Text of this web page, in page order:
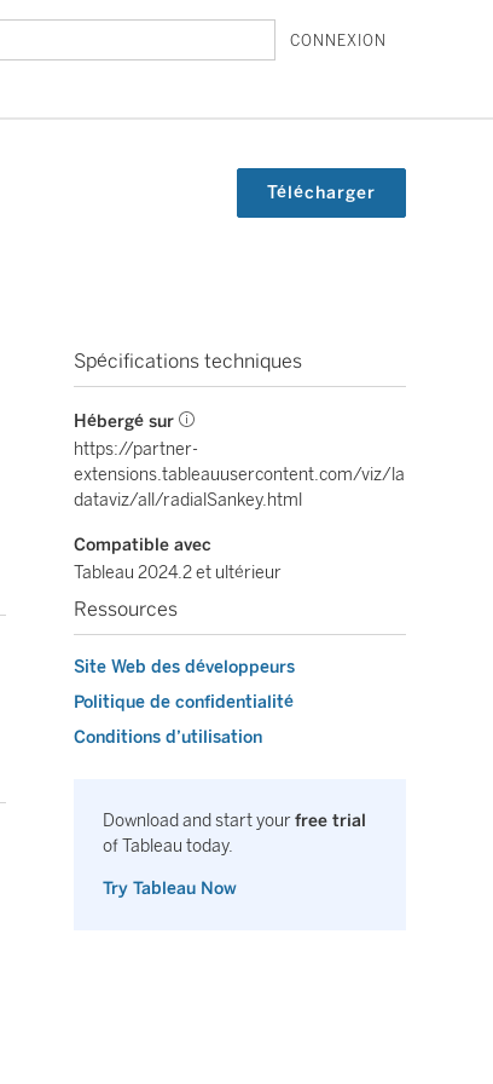
CONNEXION
Télécharger
Spécifications techniques
Hébergé sur
https://partner-
extensions.tableauusercontent.com/viz/la
dataviz/all/radialSankey.html
Compatible avec
Tableau 2024.2 et ultérieur
Ressources
Site Web des développeurs
Politique de confidentialité
Conditions d’utilisation
Download and start yourfree trial
of Tableau today.
Try Tableau Now